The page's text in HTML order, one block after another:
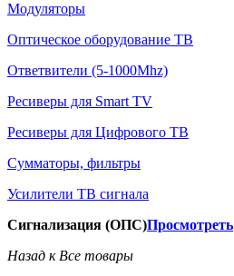
Модуляторы
Оптическое оборудование ТВ
Ответвители (5-1000Mhz)
Ресиверы для Smart TV
Ресиверы для Цифрового ТВ
Сумматоры, фильтры
Усилители ТВ сигнала
Сигнализация (ОПС)Просмотреть
Назад к Все товары